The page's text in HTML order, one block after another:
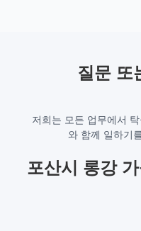
질문 또
저희는 모든 업무에서
와 함께 일하기
포산시 롱강